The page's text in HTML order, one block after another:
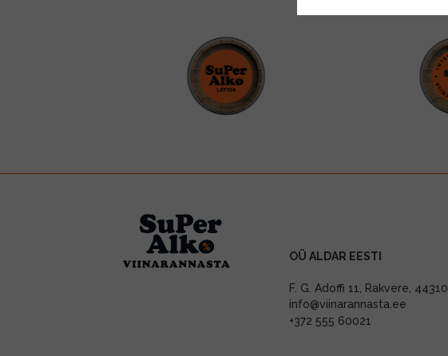
OÜ ALDAR EESTI
F. G. Adoffi 11, Rakvere, 44310
info@viinarannasta.ee
+372 555 60021